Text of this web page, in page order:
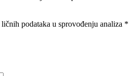
podataka u sprovođenju analiza *